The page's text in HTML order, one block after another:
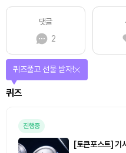
댓글
2
퀴즈
퀴즈풀고 선물 받자!
진행중
[토큰포스트] 기